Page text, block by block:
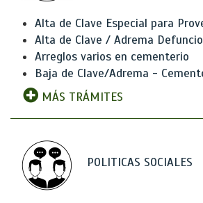
Alta de Clave Especial para
Alta de Clave / Adrema
Arreglos varios en cementerio
Baja de Clave/Adrema -
MÁS TRÁMITES
POLITICAS SOCIALES